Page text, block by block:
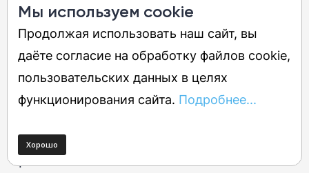
Это не та секундная операция, которую
показывают в ностальгических роликах,
а вполне себе техническая процедура с
риском повредить устройство.
Требование о наличии заменяемой
Мы используем cookie
Продолжая использовать наш сайт, вы
даёте согласие на обработку файлов cookie,
пользовательских данных в целях
функционирования сайта. Подробнее...